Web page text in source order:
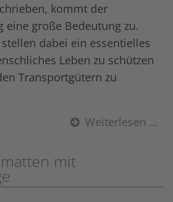
kommt der
eine große Bedeutung zu.
dabei ein essentielles
Leben zu schützen
Transportgütern zu
Weiterlesen …
mit